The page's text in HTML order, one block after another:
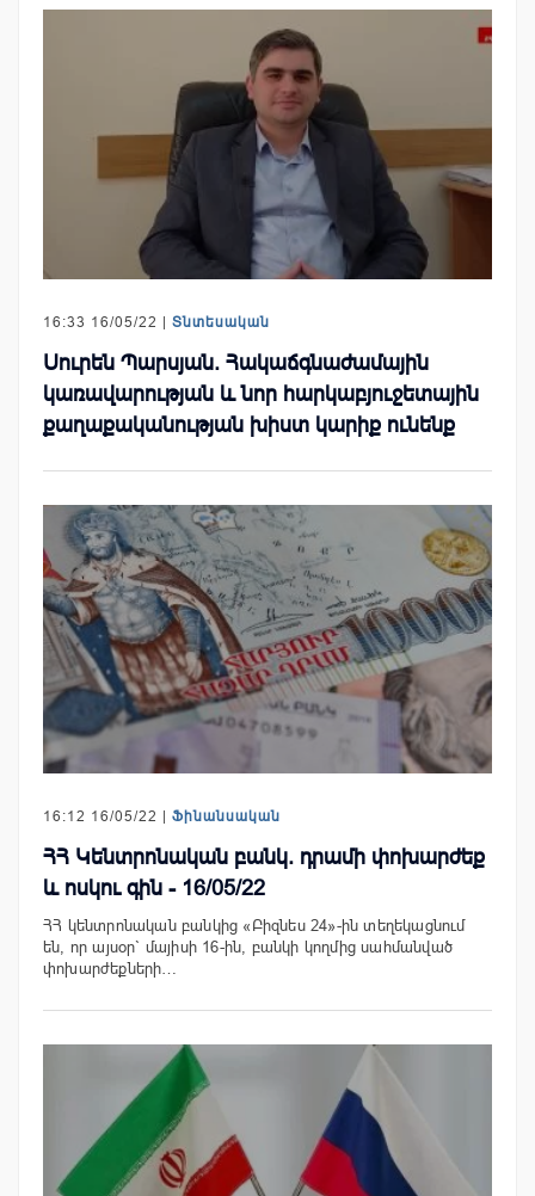
16:33 16/05/22 | Տնտեսական
Սուրեն Պարսյան. Հակաճգնաժամային
կառավարության և նոր հարկաբյուջետային
քաղաքականության խիստ կարիք ունենք
16:12 16/05/22 | Ֆինանսական
ՀՀ Կենտրոնական բանկ. դրամի փոխարժեք
և ոսկու գին - 16/05/22
ՀՀ կենտրոնական բանկից «Բիզնես 24»-ին տեղեկացնում
են, որ այսօր` մայիսի 16-ին, բանկի կողմից սահմանված
փոխարժեքների…